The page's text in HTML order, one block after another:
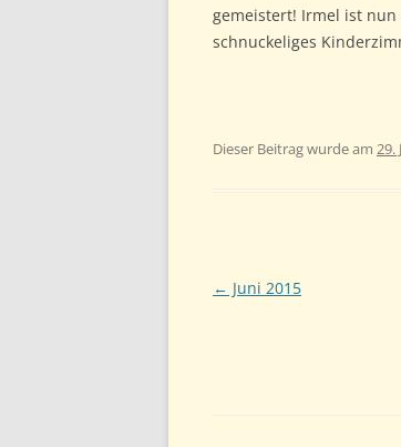
gemeistert! Irmel ist nun
schnuckeliges
Dieser Beitrag wurde am 29.
Beitragsnavigation
← Juni 2015